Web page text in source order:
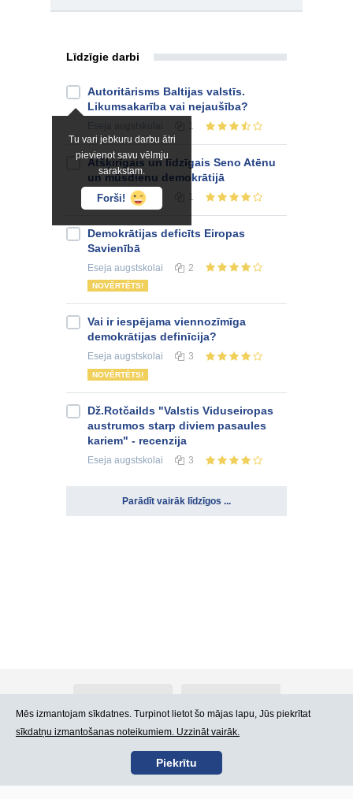
Līdzīgie darbi
Tu vari jebkuru darbu ātri
pievienot savu vēlmju
sarakstam.
Forši!
Autoritārisms Baltijas valstīs.
Likumsakarība vai nejaušība?
1
Atšķirīgais un līdzīgais Seno Atēnu
un mūsdienu demokrātijā
Esejaaugstskolai 1
Demokrātijas deficīts Eiropas
Savienībā
Eseja augstskolai 2
NOVĒRTĒTS!
Vai ir iespējama viennozīmīga
demokrātijas definīcija?
Eseja augstskolai 3
NOVĒRTĒTS!
Dž.Rotčailds "Valstis Viduseiropas
austrumos starp diviem pasaules
kariem" - recenzija
Eseja augstskolai 3
Parādīt vairāk līdzīgos ...
Kontakti Lietošanas noteikumi
Mēs izmantojam sīkdatnes. Turpinot lietot šo mājas lapu, Jūs piekrītat
sīkdatņu izmantošanas noteikumiem. Uzzināt vairāk.
Piekrītu